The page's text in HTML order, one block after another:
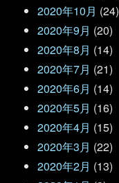
2020年10月 (24)
2020年9月 (20)
2020年8月 (14)
2020年7月 (21)
2020年6月 (14)
2020年5月 (16)
2020年4月 (15)
2020年3月 (22)
2020年2月 (13)